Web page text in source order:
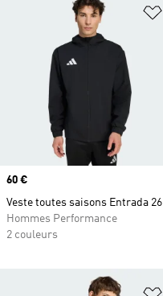
Prix
60 €
Veste toutes saisons Entrada 26
Hommes Performance
2 couleurs